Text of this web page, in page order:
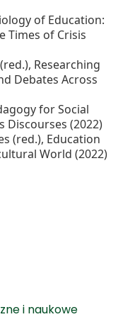
i naukowe
of Education:
Times of Crisis
Researching
Debates Across
for Social
Discourses (2022)
(red.), Education
World (2022)